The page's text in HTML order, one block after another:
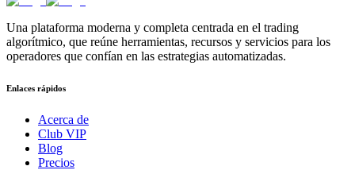
Una plataforma moderna y completa centrada en el trading
algorítmico, que reúne herramientas, recursos y servicios para los
operadores que confían en las estrategias automatizadas.
Enlaces rápidos
Acerca de
Club VIP
Blog
Precios